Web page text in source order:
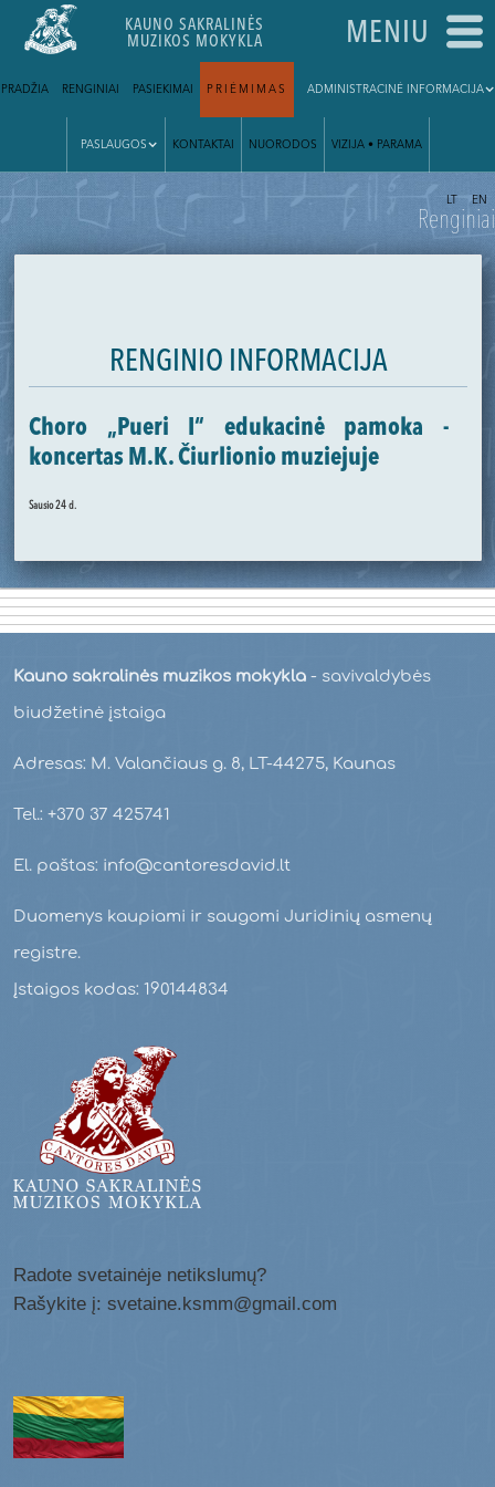
KAUNO SAKRALINĖS
MUZIKOS MOKYKLA
MENIU
PRADŽIA RENGINIAI PASIEKIMAI PRIĖMIMAS ADMINISTRACINĖ INFORMACIJA
PASLAUGOS KONTAKTAI NUORODOS VIZIJA • PARAMA
| LT EN
Renginiai
RENGINIO INFORMACIJA
Choro „Pueri I“ edukacinė pamoka -
koncertas M.K. Čiurlionio muziejuje
Sausio 24 d.
Kauno sakralinės muzikos mokykla - savivaldybės
biudžetinė įstaiga
Adresas: M. Valančiaus g. 8, LT-44275, Kaunas
Tel.: +370 37 425741
El. paštas: info@cantoresdavid.lt
Duomenys kaupiami ir saugomi Juridinių asmenų
registre.
Įstaigos kodas: 190144834
Radote svetainėje netikslumų?
Rašykite į: svetaine.ksmm@gmail.com